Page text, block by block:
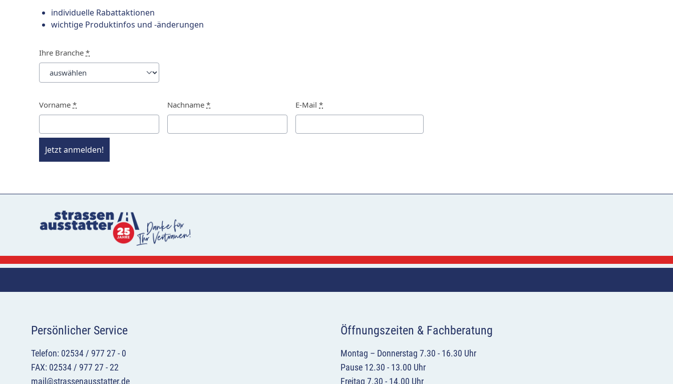
individuelle Rabattaktionen
wichtige Produktinfos und -änderungen
Ihre Branche *
Vorname * Nachname * E-Mail *
Jetzt anmelden!
Persönlicher Service
Telefon: 02534 / 977 27 - 0
FAX: 02534 / 977 27 - 22
mail@strassenausstatter.de
Öffnungszeiten & Fachberatung
Montag – Donnerstag 7.30 - 16.30 Uhr
Pause 12.30 - 13.00 Uhr
Freitag 7.30 - 14.00 Uhr